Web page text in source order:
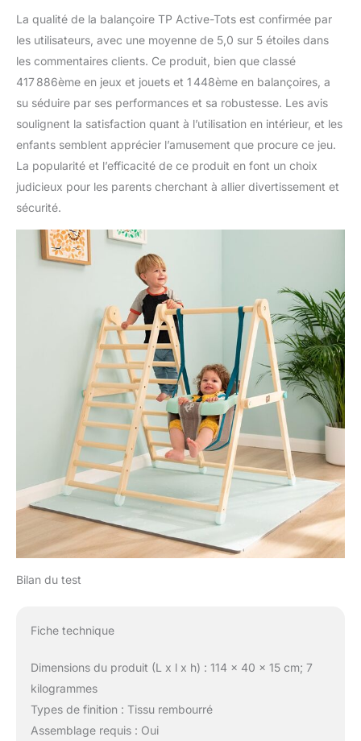
La qualité de la balançoire TP Active-Tots est confirmée par
les utilisateurs, avec une moyenne de 5,0 sur 5 étoiles dans
les commentaires clients. Ce produit, bien que classé
417 886ème en jeux et jouets et 1 448ème en balançoires, a
su séduire par ses performances et sa robustesse. Les avis
soulignent la satisfaction quant à l’utilisation en intérieur, et les
enfants semblent apprécier l’amusement que procure ce jeu.
La popularité et l’efficacité de ce produit en font un choix
judicieux pour les parents cherchant à allier divertissement et
sécurité.
Bilan du test
Fiche technique
Dimensions du produit (L x l x h) : 114 x 40 x 15 cm; 7
kilogrammes
Types de finition : Tissu rembourré
Assemblage requis : Oui